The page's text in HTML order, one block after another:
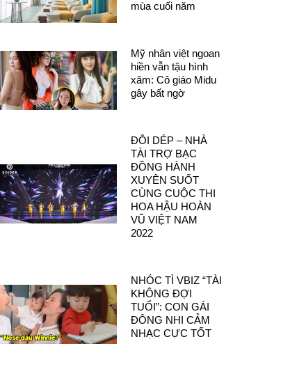
mùa cuối năm
Mỹ nhân việt ngoan
hiền vẫn tậu hình
xăm: Cô giáo Midu
gây bất ngờ
ĐÔI DÉP – NHÀ
TÀI TRỢ BẠC
ĐỒNG HÀNH
XUYÊN SUỐT
CÙNG CUỘC THI
HOA HẬU HOÀN
VŨ VIỆT NAM
2022
NHÓC TÌ VBIZ “TÀI
KHÔNG ĐỢI
TUỔI”: CON GÁI
ĐÔNG NHI CẢM
NHẠC CỰC TỐT